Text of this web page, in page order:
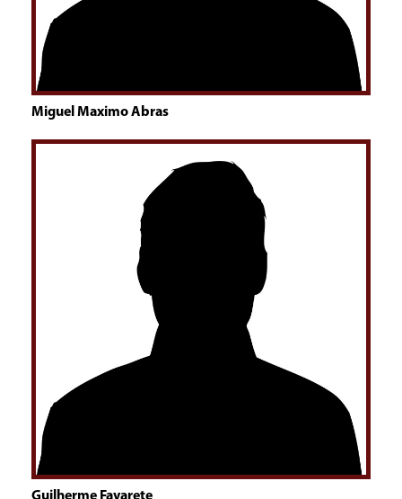
Miguel Maximo Abras